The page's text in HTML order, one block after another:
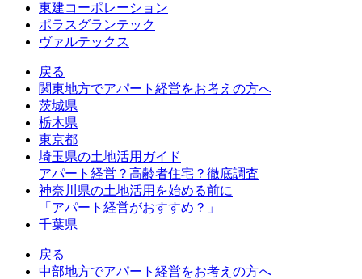
東建コーポレーション
ポラスグランテック
ヴァルテックス
戻る
関東地方でアパート経営をお考えの方へ
茨城県
栃木県
東京都
埼玉県の土地活用ガイド
アパート経営？高齢者住宅？徹底調査
神奈川県の土地活用を始める前に
「アパート経営がおすすめ？」
千葉県
戻る
中部地方でアパート経営をお考えの方へ